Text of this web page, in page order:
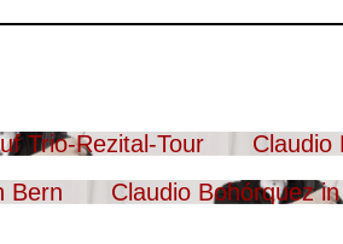
Trio-Rezital-Tour Claudio
Bern
Claudio Bohórquez